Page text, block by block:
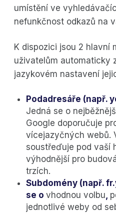
umístění ve
nefunkčnost odkazů na
K dispozici jsou 2 hlavní
uživatelům automaticky
jazykovém nastavení
Podadresáře (např.
Jedná se o
Google doporučuje
vícejazyčných webů.
soustřeďuje pod vaší
výhodnější pro
trzích.
Subdomény (např.
se o vhodnou volbu
jednotlivé weby od